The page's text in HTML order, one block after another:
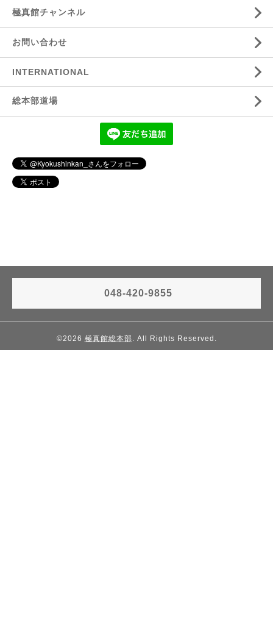
極真館チャンネル
お問い合わせ
INTERNATIONAL
総本部道場
048-420-9855
©2026 極真館総本部. All Rights Reserved.